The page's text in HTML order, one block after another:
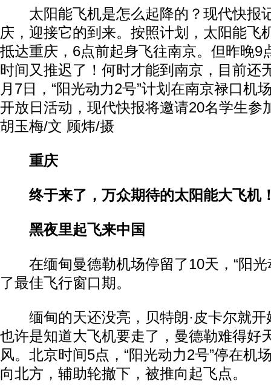
太阳能飞机是怎么起降的？现代快报
庆，迎接它的到来。按照计划，太阳能飞
抵达重庆，6点前起身飞往南京。但昨晚9
时间又推迟了！何时才能到南京，目前还
月7日，“阳光动力2号”计划在南京禄口机
开放日活动，现代快报将邀请20名学生参
胡玉梅/文 顾炜/摄
重庆
终于来了，万众期待的太阳能大飞机
黑夜里起飞来中国
在缅甸曼德勒机场停留了10天，“阳光
了最佳飞行窗口期。
缅甸的天还没亮，贝特朗·皮卡尔就开
也许是知道大飞机要走了，曼德勒难得好
风。北京时间5点，“阳光动力2号”停在机
向北方，辅助轮撤下，被推向起飞点。